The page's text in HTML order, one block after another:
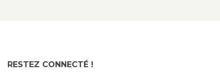
RESTEZ CONNECTÉ !